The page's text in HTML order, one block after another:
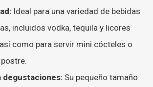
Ideal para una variedad de bebidas
incluidos vodka, tequila y licores
como para servir mini cócteles o
degustaciones: Su pequeño tamaño